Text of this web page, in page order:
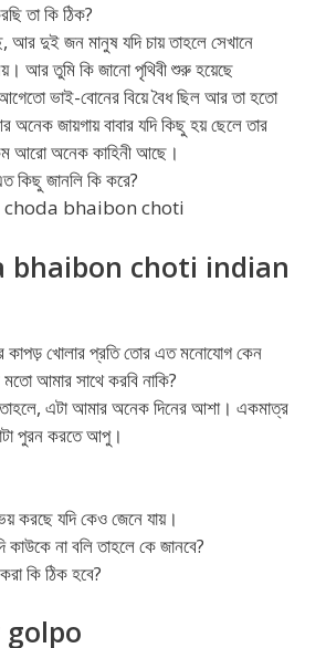
তা কি ঠিক?
আর দুই জন মানুষ যদি চায় তাহলে সেখানে
আর তুমি কি জানো পৃথিবী শুরু হয়েছে
আগেতো ভাই-বোনের বিয়ে বৈধ ছিল আর তা হতো
জায়গায় বাবার যদি কিছু হয় ছেলে তার
আরো অনেক কাহিনী আছে।
জানলি কি করে?
choda bhaibon choti
bhaibon choti indian
খোলার প্রতি তোর এত মনোযোগ কেন
আমার সাথে করবি নাকি?
এটা আমার অনেক দিনের আশা। একমাত্র
পুরন করতে আপু।
যদি কেও জেনে যায়।
না বলি তাহলে কে জানবে?
কি ঠিক হবে?